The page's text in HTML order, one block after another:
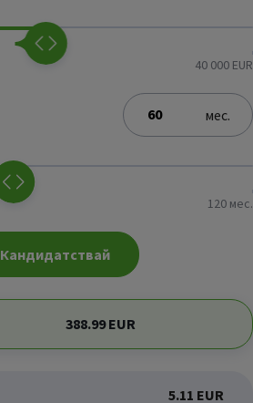
40 000 EUR
мес.
120 мес.
Кандидатствай
388.99EUR
5.11 EUR